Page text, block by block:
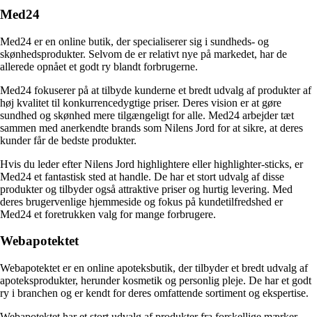
Med24
Med24 er en online butik, der specialiserer sig i sundheds- og
skønhedsprodukter. Selvom de er relativt nye på markedet, har de
allerede opnået et godt ry blandt forbrugerne.
Med24 fokuserer på at tilbyde kunderne et bredt udvalg af produkter af
høj kvalitet til konkurrencedygtige priser. Deres vision er at gøre
sundhed og skønhed mere tilgængeligt for alle. Med24 arbejder tæt
sammen med anerkendte brands som Nilens Jord for at sikre, at deres
kunder får de bedste produkter.
Hvis du leder efter Nilens Jord highlightere eller highlighter-sticks, er
Med24 et fantastisk sted at handle. De har et stort udvalg af disse
produkter og tilbyder også attraktive priser og hurtig levering. Med
deres brugervenlige hjemmeside og fokus på kundetilfredshed er
Med24 et foretrukken valg for mange forbrugere.
Webapotektet
Webapotektet er en online apoteksbutik, der tilbyder et bredt udvalg af
apoteksprodukter, herunder kosmetik og personlig pleje. De har et godt
ry i branchen og er kendt for deres omfattende sortiment og ekspertise.